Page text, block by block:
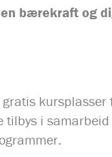
bærekraft og
tilbys i